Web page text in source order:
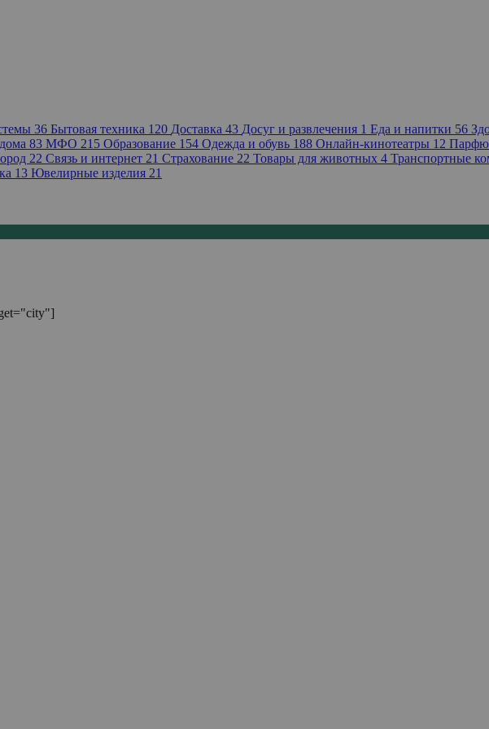
36 Бытовая техника 120 Доставка 43 Досуг и развлечения 1 Еда и напитки 56
83 МФО 215 Образование 154 Одежда и обувь 188 Онлайн-кинотеатры 12
22 Связь и интернет 21 Страхование 22 Товары для животных 4 Транспортные
13 Ювелирные изделия 21